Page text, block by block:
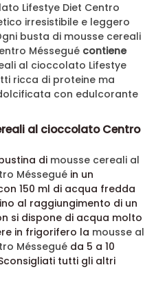
Lifestye Diet Centro
irresistibile e leggero
busta di mousse cereali
Méssegué contiene
al cioccolato Lifestye
ricca di proteine ma
con edulcorante
al cioccolato Centro
di mousse cereali al
Méssegué in un
150 ml di acqua fredda
al raggiungimento di un
si dispone di acqua molto
in frigorifero la mousse al
Méssegué da 5 a 10
tutti gli altri